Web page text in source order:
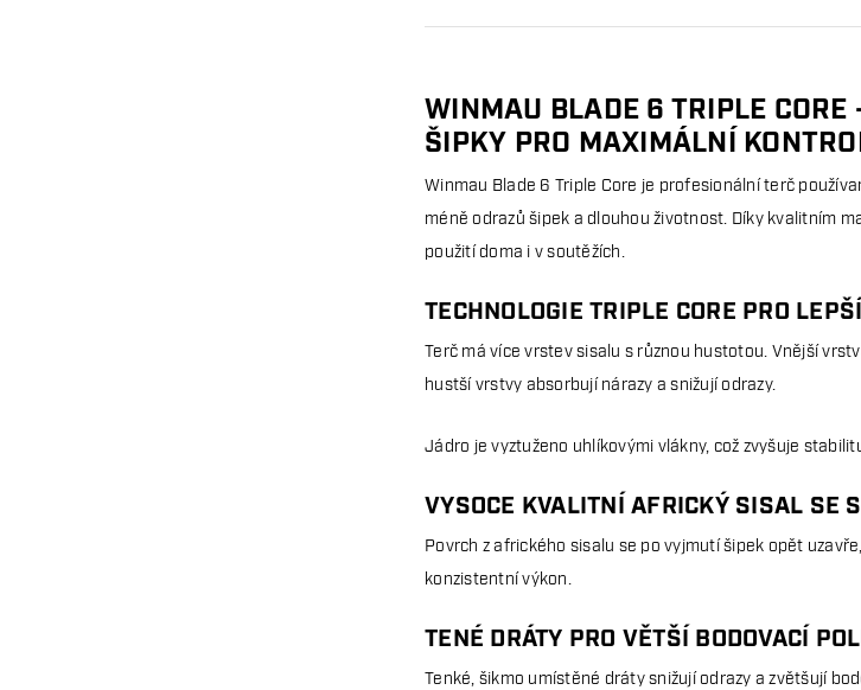
WINMAU BLADE 6 TRIPLE
ŠIPKY PRO MAXIMÁLNÍ
Winmau Blade 6 Triple Core je profesionální terč
méně odrazů šipek a dlouhou životnost. Díky kvalitním
použití doma i v soutěžích.
TECHNOLOGIE TRIPLE CORE PRO
Terč má více vrstev sisalu s různou hustotou. Vnější
hustší vrstvy absorbují nárazy a snižují odrazy.
Jádro je vyztuženo uhlíkovými vlákny, což zvyšuje
VYSOCE KVALITNÍ AFRICKÝ SISAL SE
Povrch z afrického sisalu se po vyjmutí šipek opět
konzistentní výkon.
TENÉ DRÁTY PRO VĚTŠÍ BODOVACÍ
Tenké, šikmo umístěné dráty snižují odrazy a zvětšují